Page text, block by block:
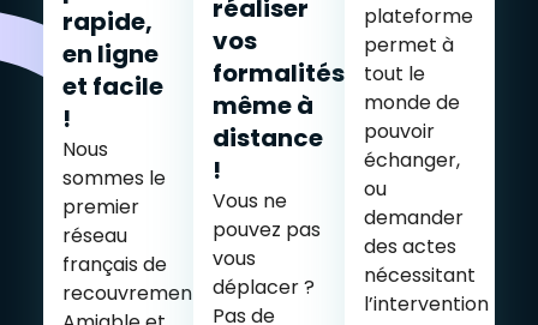
rapide,
en ligne
et facile
!
Nous
sommes le
premier
réseau
français de
recouvrement
réaliser
vos
formalités,
même à
distance
!
Vous ne
pouvez pas
vous
déplacer ?
Pas de
plateforme
permet à
tout le
monde de
pouvoir
échanger,
ou
demander
des actes
nécessitant
l’intervention